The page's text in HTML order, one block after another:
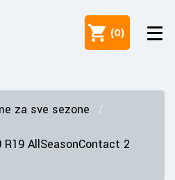
(0)
za sve sezone
R19 AllSeasonContact 2